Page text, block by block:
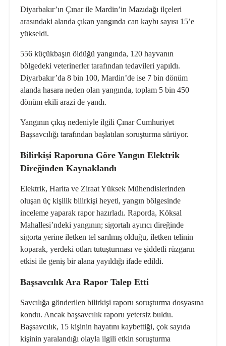
Diyarbakır’ın Çınar ile Mardin’in Mazıdağı ilçeleri
arasındaki alanda çıkan yangında can kaybı sayısı 15’e
yükseldi.
556 küçükbaşın öldüğü yangında, 120 hayvanın
bölgedeki veterinerler tarafından tedavileri yapıldı.
Diyarbakır’da 8 bin 100, Mardin’de ise 7 bin dönüm
alanda hasara neden olan yangında, toplam 5 bin 450
dönüm ekili arazi de yandı.
Yangının çıkış nedeniyle ilgili Çınar Cumhuriyet
Başsavcılığı tarafından başlatılan soruşturma sürüyor.
Bilirkişi Raporuna Göre Yangın Elektrik
Direğinden Kaynaklandı
Elektrik, Harita ve Ziraat Yüksek Mühendislerinden
oluşan üç kişilik bilirkişi heyeti, yangın bölgesinde
inceleme yaparak rapor hazırladı. Raporda, Köksal
Mahallesi’ndeki yangının; sigortalı ayırıcı direğinde
sigorta yerine iletken tel sarılmış olduğu, iletken telinin
koparak, yerdeki otları tutuşturması ve şiddetli rüzgarın
etkisi ile geniş bir alana yayıldığı ifade edildi.
Başsavcılık Ara Rapor Talep Etti
Savcılığa gönderilen bilirkişi raporu soruşturma dosyasına
kondu. Ancak başsavcılık raporu yetersiz buldu.
Başsavcılık, 15 kişinin hayatını kaybettiği, çok sayıda
kişinin yaralandığı olayla ilgili etkin soruşturma